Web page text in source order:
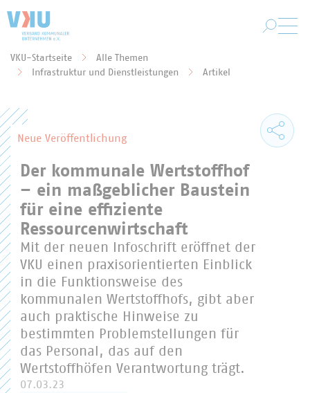
Sie befinden sich hier:
VKU-Startseite
Alle Themen
Infrastruktur und Dienstleistungen
Artikel
Neue Veröffentlichung
Der kommunale Wertstoffhof
– ein maßgeblicher Baustein
für eine effiziente
Ressourcenwirtschaft
Mit der neuen Infoschrift eröffnet der
VKU einen praxisorientierten Einblick
in die Funktionsweise des
kommunalen Wertstoffhofs, gibt aber
auch praktische Hinweise zu
bestimmten Problemstellungen für
das Personal, das auf den
Wertstoffhöfen Verantwortung trägt.
07.03.23